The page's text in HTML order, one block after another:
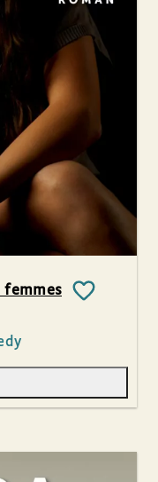
femmes